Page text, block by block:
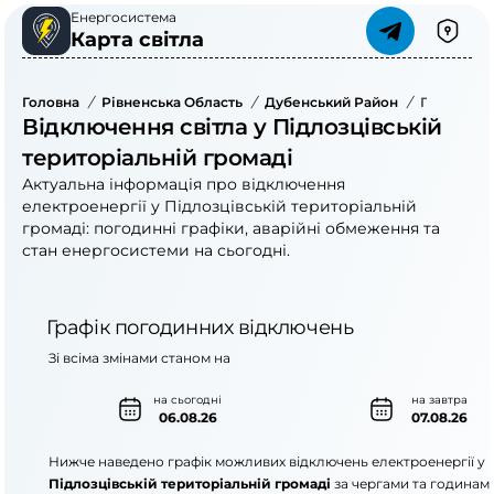
Енергосистема
Карта світла
Головна / Рівненська Область / Дубенський Район /
Відключення світла у Підлозцівській
територіальній громаді
Актуальна інформація про відключення
електроенергії у Підлозцівській територіальній
громаді: погодинні графіки, аварійні обмеження та
стан енергосистеми на сьогодні.
Графік погодинних відключень
на сьогодні
06.08.26
на завтра
07.08.26
Зі всіма змінами станом на
Нижче наведено графік можливих відключень електроенергії у
Підлозцівській територіальній громаді за чергами та